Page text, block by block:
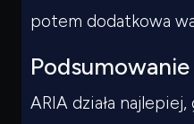
potem dodatkowa
Podsumowanie
ARIA działa